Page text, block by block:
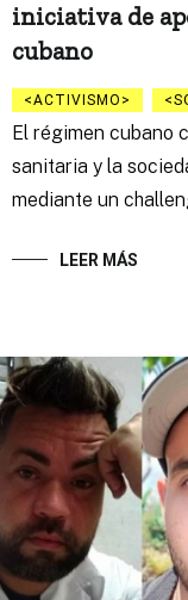
iniciativa de
cubano
ACTIVISMO
El régimen cubano
sanitaria y la
mediante un
LEER MÁS